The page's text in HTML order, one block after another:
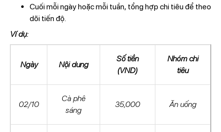
Cuối mỗi ngày hoặc mỗi tuần, tổng hợp chi tiêu để theo
dõi tiến độ.
Ví dụ:
Ngày Nội dung
Số tiền
(VND)
Nhóm chi
tiêu
02/10
Cà phê
sáng
35,000 Ăn uống